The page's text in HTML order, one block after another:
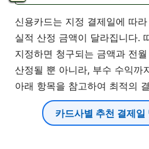
신용카드는 지정 결제일에 따
실적 산정 금액이 달라집니다.
지정하면 청구되는 금액과 전
산정될 뿐 아니라, 부수 수익까
아래 항목을 참고하여 최적의
카드사별 추천 결제일